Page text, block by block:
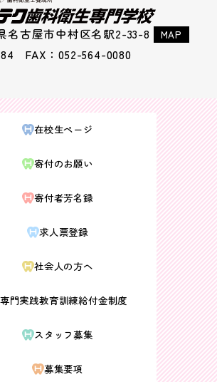
名古屋市中村区名駅2-33-8 MAP
FAX：052-564-0080
在校生ページ
寄付のお願い
寄付者芳名録
求人票登録
社会人の方へ
専門実践教育訓練給付金制度
スタッフ募集
募集要項